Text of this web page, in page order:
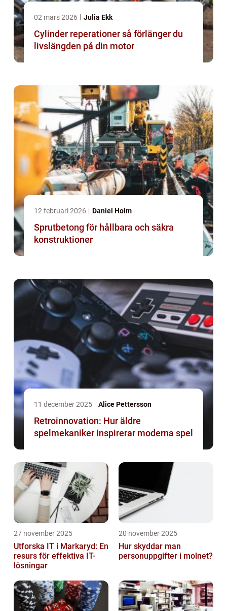
02 mars 2026 Julia Ekk
Cylinder reperationer så förlänger du
livslängden på din motor
12 februari 2026 Daniel Holm
Sprutbetong för hållbara och säkra
konstruktioner
11 december 2025 Alice Pettersson
Retroinnovation: Hur äldre
spelmekaniker inspirerar moderna spel
27 november 2025
Utforska IT i Markaryd: En
resurs för effektiva IT-
lösningar
20 november 2025
Hur skyddar man
personuppgifter i molnet?